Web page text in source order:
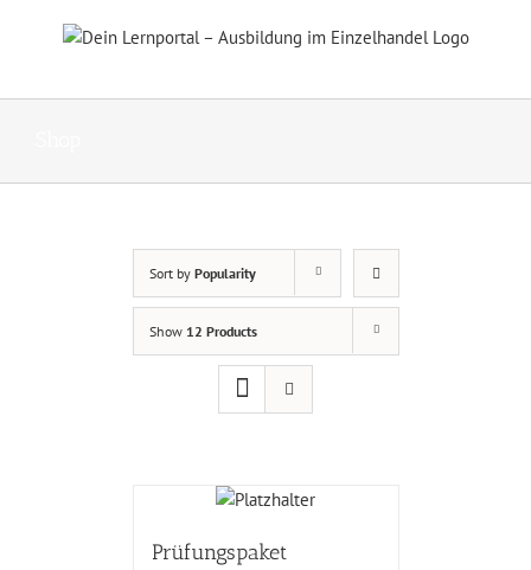
Sort by Popularity
Show 12 Products
Prüfungspaket